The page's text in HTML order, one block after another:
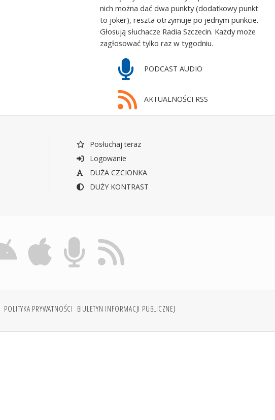
nich można dać dwa punkty (dodatkowy punkt
to joker), reszta otrzymuje po jednym punkcie.
Głosują słuchacze Radia Szczecin. Każdy może
zagłosować tylko raz w tygodniu.
PODCAST AUDIO
AKTUALNOŚCI RSS
Posłuchaj teraz
Logowanie
DUŻA CZCIONKA
DUŻY KONTRAST
POLITYKA PRYWATNOŚCI BIULETYN INFORMACJI PUBLICZNEJ